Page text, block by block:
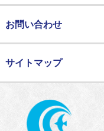
お問い合わせ
サイトマップ